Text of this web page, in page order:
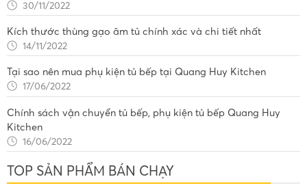
30/11/2022
Kích thước thùng gạo âm tủ chính xác và chi tiết nhất
14/11/2022
Tại sao nên mua phụ kiện tủ bếp tại Quang Huy Kitchen
17/06/2022
Chính sách vận chuyển tủ bếp, phụ kiện tủ bếp Quang Huy
Kitchen
16/06/2022
TOP SẢN PHẨM BÁN CHẠY